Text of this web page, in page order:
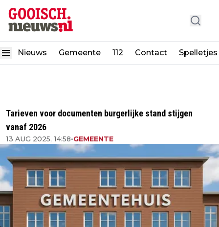
Nieuws Gemeente 112 Contact Spelletjes
Tarieven voor documenten burgerlijke stand stijgen
vanaf 2026
13 AUG 2025, 14:58•GEMEENTE